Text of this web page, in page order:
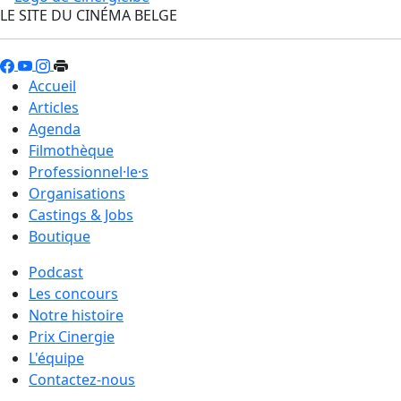
LE SITE DU CINÉMA BELGE
Accueil
Articles
Agenda
Filmothèque
Professionnel·le·s
Organisations
Castings & Jobs
Boutique
Podcast
Les concours
Notre histoire
Prix Cinergie
L'équipe
Contactez-nous